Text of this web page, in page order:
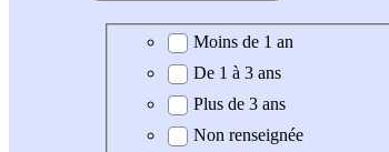
Expérience demandée
Moins de 1 an
De 1 à 3 ans
Plus de 3 ans
Non renseignée